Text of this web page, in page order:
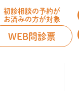
初診相談の予約が
お済みの方が対象
WEB問診票